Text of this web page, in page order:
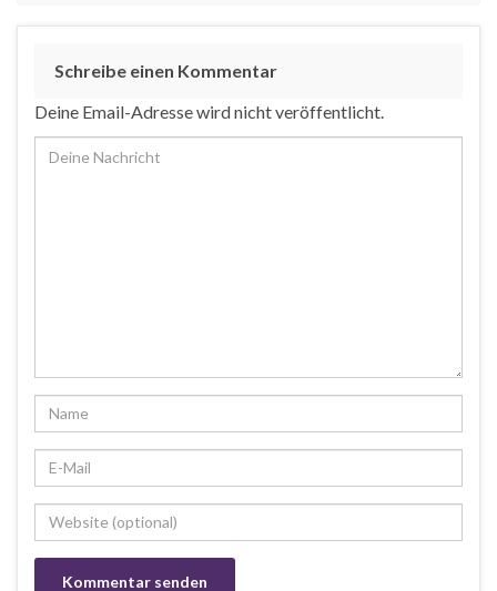
Schreibe einen Kommentar
Deine Email-Adresse wird nicht veröffentlicht.